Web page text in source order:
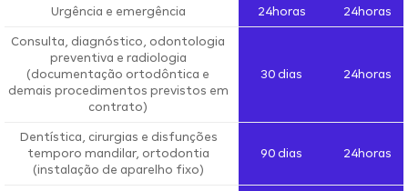
Urgência e emergência 24horas 24horas
Consulta, diagnóstico, odontologia
preventiva e radiologia
(documentação ortodôntica e
demais procedimentos previstos em
contrato)
30 dias 24horas
Dentística, cirurgias e disfunções
temporo mandilar, ortodontia
(instalação de aparelho fixo)
90 dias 24horas